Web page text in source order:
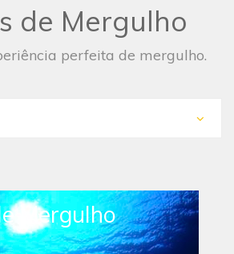
de Mergulho
perfeita de mergulho.
Mergulho